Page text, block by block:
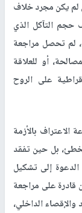
لم يكن مجرد خلاف
حجم التآكل الذي
لم تحصل مراجعة
أو للعلاقة
على الروح
الاعتراف بالأزمة
بل حين تفقد
إلى تشكيل
قادرة على مراجعة
والإقصاء الداخلي،